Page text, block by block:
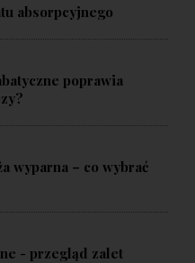
absorpcyjnego
poprawia
wyparna – co wybrać
- przegląd zalet